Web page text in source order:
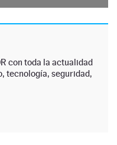
con toda la actualidad
tecnología, seguridad,